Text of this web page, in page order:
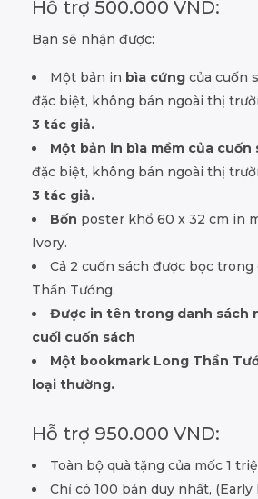
Hỗ trợ 500.000 VND:
Bạn sẽ nhận được:
Một bản in bìa cứng của cuốn
đặc biệt, không bán ngoài thị
3 tác giả.
Một bản in bìa mềm của cuốn
đặc biệt, không bán ngoài thị
3 tác giả.
Bốn poster khổ 60 x 32 cm in
Ivory.
Cả 2 cuốn sách được bọc trong
Thần Tướng.
Được in tên trong danh sách
cuối cuốn sách
Một bookmark Long Thần
loại thường.
Hỗ trợ 950.000 VND:
Toàn bộ quà tặng của mốc 1
Chỉ có 100 bản duy nhất, (Early